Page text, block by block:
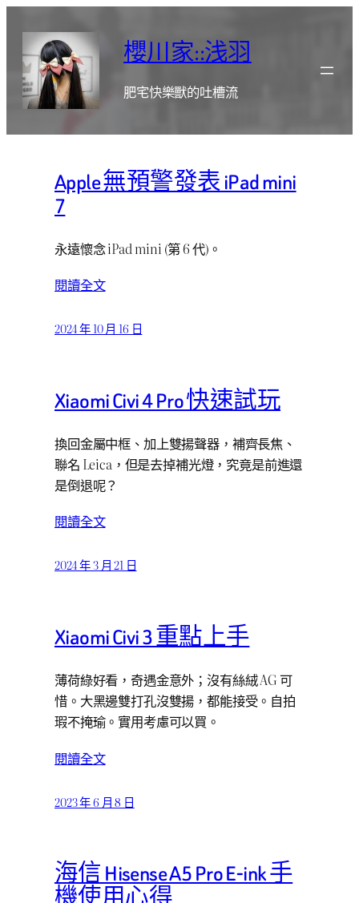
櫻川家::浅羽
肥宅快樂獸的吐槽流
Apple 無預警發表 iPad mini
7
永遠懷念 iPad mini (第 6 代)。
閱讀全文
2024 年 10 月 16 日
Xiaomi Civi 4 Pro 快速試玩
換回金屬中框、加上雙揚聲器，補齊長焦、
聯名 Leica，但是去掉補光燈，究竟是前進還
是倒退呢？
閱讀全文
2024 年 3 月 21 日
Xiaomi Civi 3 重點上手
薄荷綠好看，奇遇金意外；沒有絲絨 AG 可
惜。大黑邊雙打孔沒雙揚，都能接受。自拍
瑕不掩瑜。實用考慮可以買。
閱讀全文
2023 年 6 月 8 日
海信 Hisense A5 Pro E-ink 手